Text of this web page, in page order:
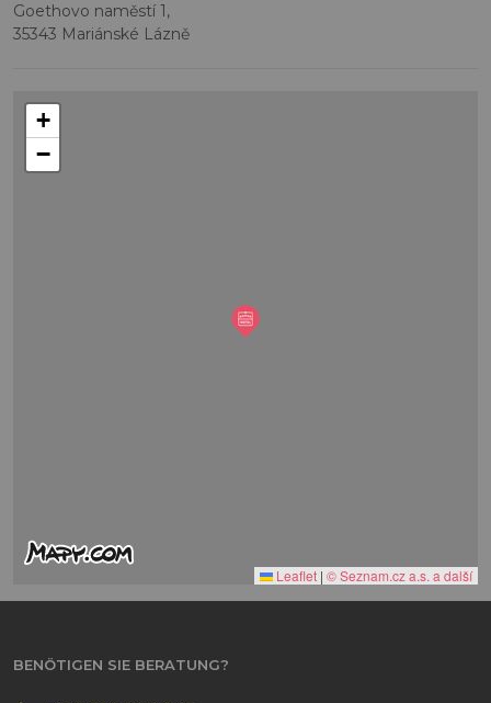
Goethovo naměstí 1,
35343 Mariánské Lázně
+
−
Leaflet | © Seznam.cz a.s. a další
BENÖTIGEN SIE BERATUNG?